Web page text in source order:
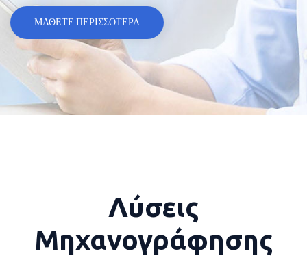
ΜΑΘΕΤΕ ΠΕΡΙΣΣΟΤΕΡΑ
Λύσεις
Μηχανογράφησης